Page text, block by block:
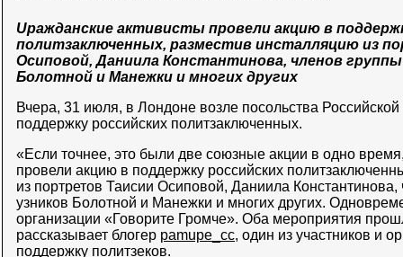
Uражданские активисты провели акцию в
политзаключенных, разместив инсталляцию из
Осиповой, Даниила Константинова, членов группы
Болотной и Манежки и многих других
Вчера, 31 июля, в Лондоне возле посольства
поддержку российских политзаключенных.
«Если точнее, это были две союзные акции в одно
провели акцию в поддержку российских
из портретов Таисии Осиповой, Даниила
узников Болотной и Манежки и многих других.
организации «Говорите Громче». Оба мероприятия
рассказывает блогер pamupe_cc, один из участников и
поддержку политзеков.